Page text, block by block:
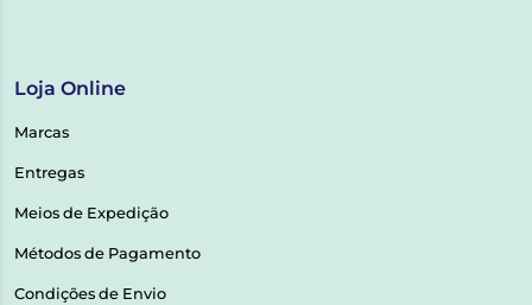
Loja Online
Marcas
Entregas
Meios de Expedição
Métodos de Pagamento
Condições de Envio